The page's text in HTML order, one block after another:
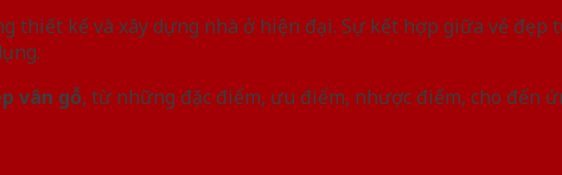
thiết kế và xây dựng nhà ở hiện đại. Sự kết hợp giữa vẻ đẹp
vân gỗ, từ những đặc điểm, ưu điểm, nhược điểm, cho đến